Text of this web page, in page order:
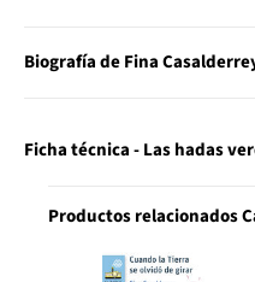
Biografía de Fina
Ficha técnica - Las hadas
Productos relacionados